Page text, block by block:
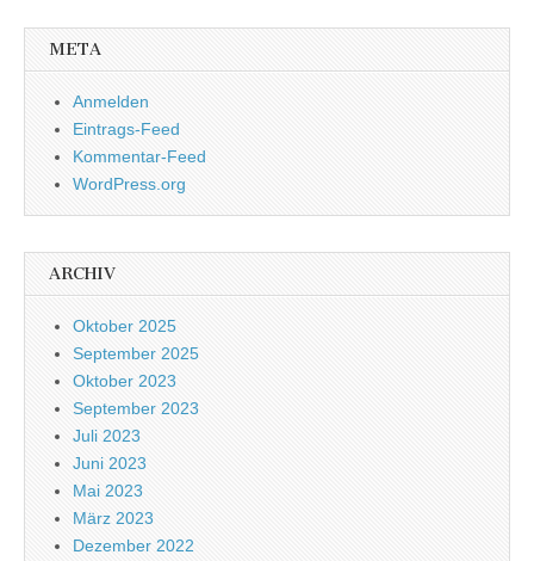
META
Anmelden
Eintrags-Feed
Kommentar-Feed
WordPress.org
ARCHIV
Oktober 2025
September 2025
Oktober 2023
September 2023
Juli 2023
Juni 2023
Mai 2023
März 2023
Dezember 2022